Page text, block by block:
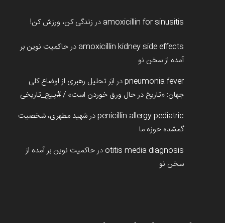
amoxicillin for sinusitis در زندگی کن، ورزش کن!
amoxicillin kidney side effects درحاکمیت نوین بر
آمده از سخن نو
pneumonia feverدر ابَر تحلیل رهبری از اوضاع کلی
جهان: «تاریخ در حال ورق خوردن است» / #پیچ_تاریخی
penicillin allergy pediatricدرشهید مطهری، شخصیت
گمشده حوزه ما
otitis media diagnosisدرحاکمیت نوین بر آمده از
سخن نو